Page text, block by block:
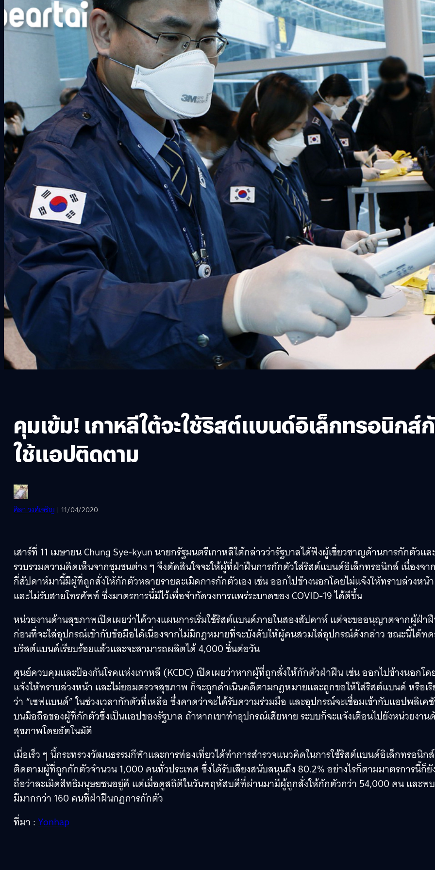
คุมเข้ม! เกาหลีใต้จะใช้ริสต์แบนด์อิเล็กทรอนิก
ใช้แอปติดตาม
ศิลา วงศ์เจริญ | 11/04/2020
เสาร์ที่ 11 เมษายน Chung Sye-kyun นายกรัฐมนตรีเกาหลีใต้กล่าวว่ารัฐบาลได้ฟังผู้เชี่ยวชาญด้านการกักตัวแล
รวบรวมความคิดเห็นจากชุมชนต่าง ๆ จึงตัดสินใจจะให้ผู้ที่ฝ่าฝืนการกักตัวใส่ริสต์แบนด์อิเล็กทรอนิกส์ เนื่องจา
กี่สัปดาห์มานี้มีผู้ที่ถูกสั่งให้กักตัวหลายรายละเมิดการกักตัวเอง เช่น ออกไปข้างนอกโดยไม่แจ้งให้ทราบล่วงหน้า
และไม่รับสายโทรศัพท์ ซึ่งมาตรการนี้มีไว้เพื่อจำกัดวงการแพร่ระบาดของ COVID-19 ได้ดีขึ้น
หน่วยงานด้านสุขภาพเปิดเผยว่าได้วางแผนการเริ่มใช้ริสต์แบนด์ภายในสองสัปดาห์ แต่จะขออนุญาตจากผู้ฝ่า
ก่อนที่จะใส่อุปกรณ์เข้ากับข้อมือได้เนื่องจากไม่มีกฎหมายที่จะบังคับให้ผู้คนสวมใส่อุปกรณ์ดังกล่าว ขณะนี้ได้ท
บริสต์แบนด์เรียบร้อยแล้วและจะสามารถผลิตได้ 4,000 ชิ้นต่อวัน
ศูนย์ควบคุมและป้องกันโรคแห่งเกาหลี (KCDC) เปิดเผยว่าหากผู้ที่ถูกสั่งให้กักตัวฝ่าฝืน เช่น ออกไปข้างนอกโด
แจ้งให้ทราบล่วงหน้า และไม่ยอมตรวจสุขภาพ ก็จะถูกดำเนินคดีตามกฎหมายและถูกขอให้ใส่ริสต์แบนด์ หรือเ
ว่า “เซฟแบนด์” ในช่วงเวลากักตัวที่เหลือ ซึ่งคาดว่าจะได้รับความร่วมมือ และอุปกรณ์จะเชื่อมเข้ากับแอปพลิเค
บนมือถือของผู้ที่กักตัวซึ่งเป็นแอปของรัฐบาล ถ้าหากเขาทำอุปกรณ์เสียหาย ระบบก็จะแจ้งเตือนไปยังหน่วยงาน
สุขภาพโดยอัตโนมัติ
เมื่อเร็ว ๆ นี้กระทรวงวัฒนธรรมกีฬาและการท่องเที่ยวได้ทำการสำรวจแนวคิดในการใช้ริสต์แบนด์อิเล็กทรอนิกส์
ติดตามผู้ที่ถูกกักตัวจำนวน 1,000 คนทั่วประเทศ ซึ่งได้รับเสียงสนับสนุนถึง 80.2% อย่างไรก็ตามมาตรการนี้ก็ยั
ถือว่าละเมิดสิทธิมนุษยชนอยู่ดี แต่เมื่อดูสถิติในวันพฤหัสบดีที่ผ่านมามีผู้ถูกสั่งให้กักตัวกว่า 54,000 คน และพ
มีมากกว่า 160 คนที่ฝ่าฝืนกฏการกักตัว
ที่มา :Yonhap